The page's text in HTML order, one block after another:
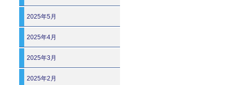
2025年5月
2025年4月
2025年3月
2025年2月